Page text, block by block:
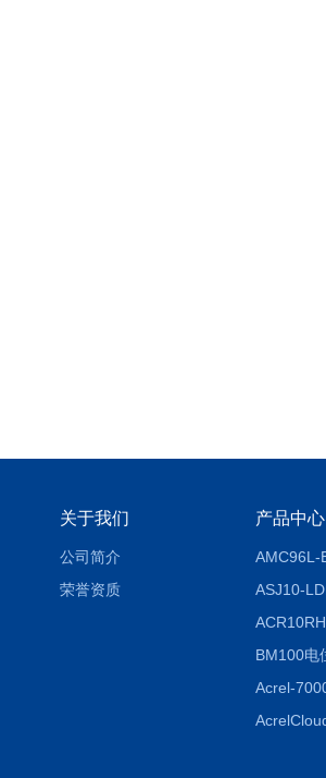
关于我们
公司简介
荣誉资质
产品中心